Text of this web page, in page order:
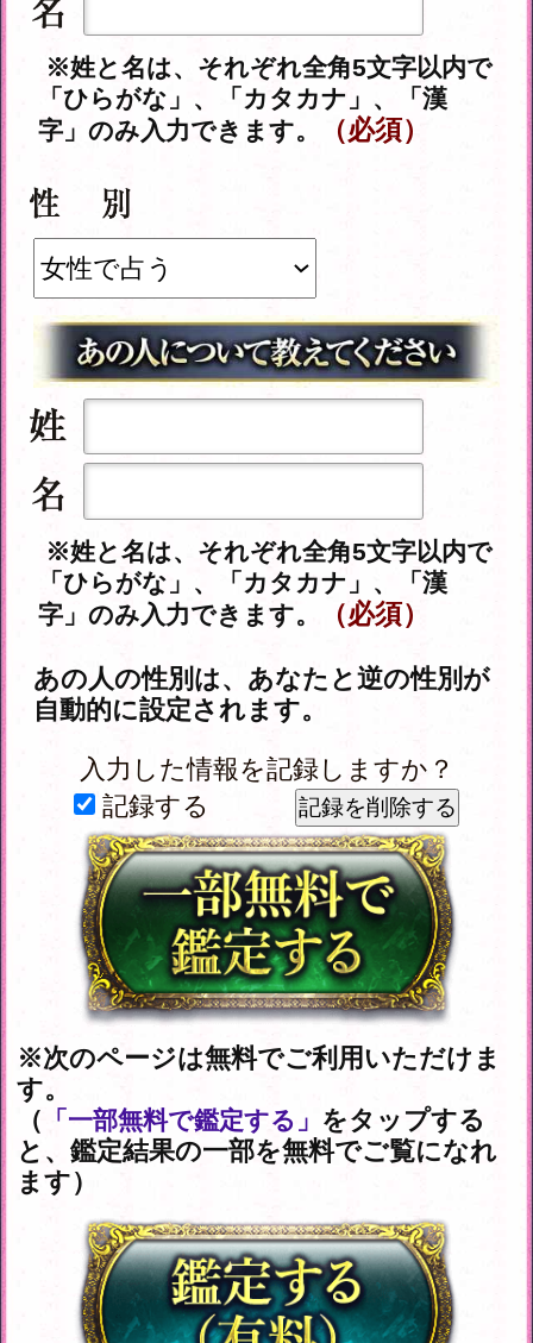
※姓と名は、それぞれ全角5文字以内で
「ひらがな」、「カタカナ」、「漢
字」のみ入力できます。
入力した情報を記録しますか？
記録する
※次のページは無料でご利用いただけま
「一部無料で鑑定する」
をタップする
と、鑑定結果の一部を無料でご覧になれ